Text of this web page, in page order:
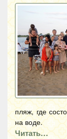
пляж, где
на воде.
Читать…